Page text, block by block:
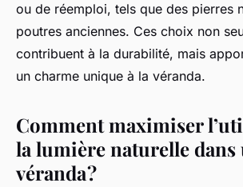
ou de réemploi, tels que des pierres
poutres anciennes. Ces choix non
contribuent à la durabilité, mais
un charme unique à la véranda.
Comment maximiser
la lumière naturelle dans
véranda ?